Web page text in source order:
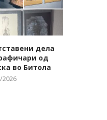
дела
од
во Битола
2026